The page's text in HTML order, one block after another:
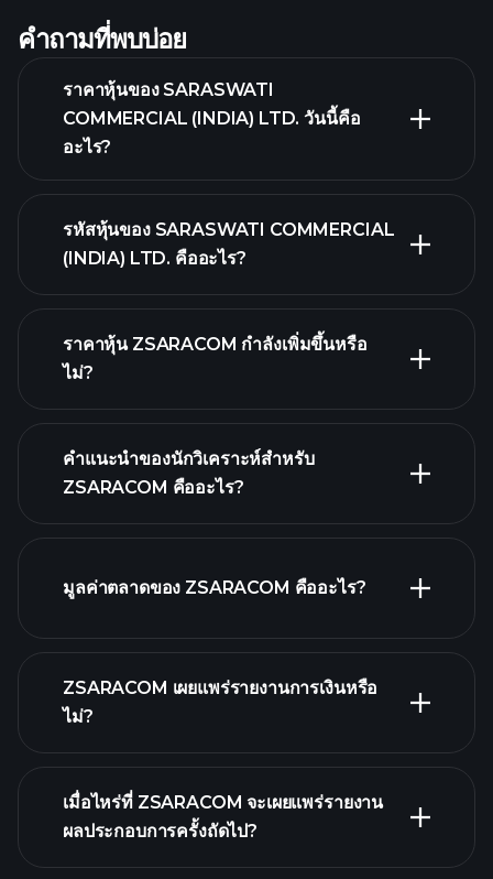
คำถามที่พบบ่อย
ราคาหุ้นของ SARASWATI
COMMERCIAL (INDIA) LTD. วันนี้คือ
อะไร?
กราฟขั้นสูง
รหัสหุ้นของ SARASWATI COMMERCIAL
(INDIA) LTD. คืออะไร?
ราคาหุ้น ZSARACOM กำลังเพิ่มขึ้นหรือ
ไม่?
กราฟ.
คำแนะนำของนักวิเคราะห์สำหรับ
ZSARACOM คืออะไร?
มูลค่าตลาดของ ZSARACOM คืออะไร?
รายชื่อหุ้นของเรา
ZSARACOM เผยแพร่รายงานการเงินหรือ
ไม่?
ZSARACOM รายงาน
การเงิน
เมื่อไหร่ที่ ZSARACOM จะเผยแพร่รายงาน
ผลประกอบการครั้งถัดไป?